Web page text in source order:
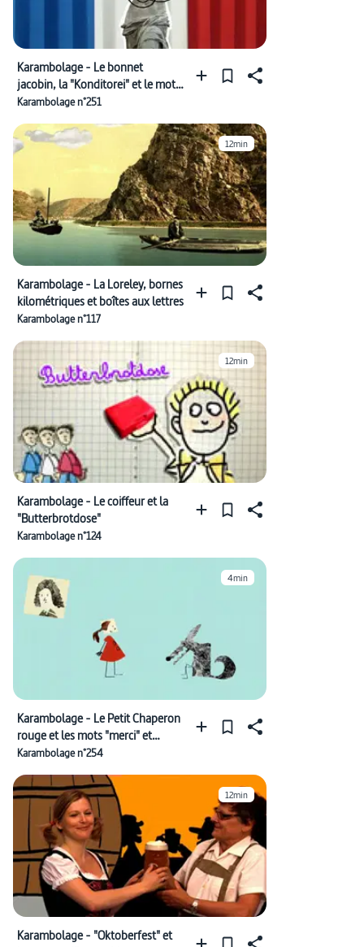
Karambolage - Le bonnet
jacobin, la "Konditorei" et le mot
"krass"
Karambolage n°251
12min
Karambolage - La Loreley, bornes
kilométriques et boîtes aux lettres
Karambolage n°117
12min
Karambolage - Le coiffeur et la
"Butterbrotdose"
Karambolage n°124
4min
Karambolage - Le Petit Chaperon
rouge et les mots "merci" et
"Danke"
Karambolage n°254
12min
Karambolage - "Oktoberfest" et